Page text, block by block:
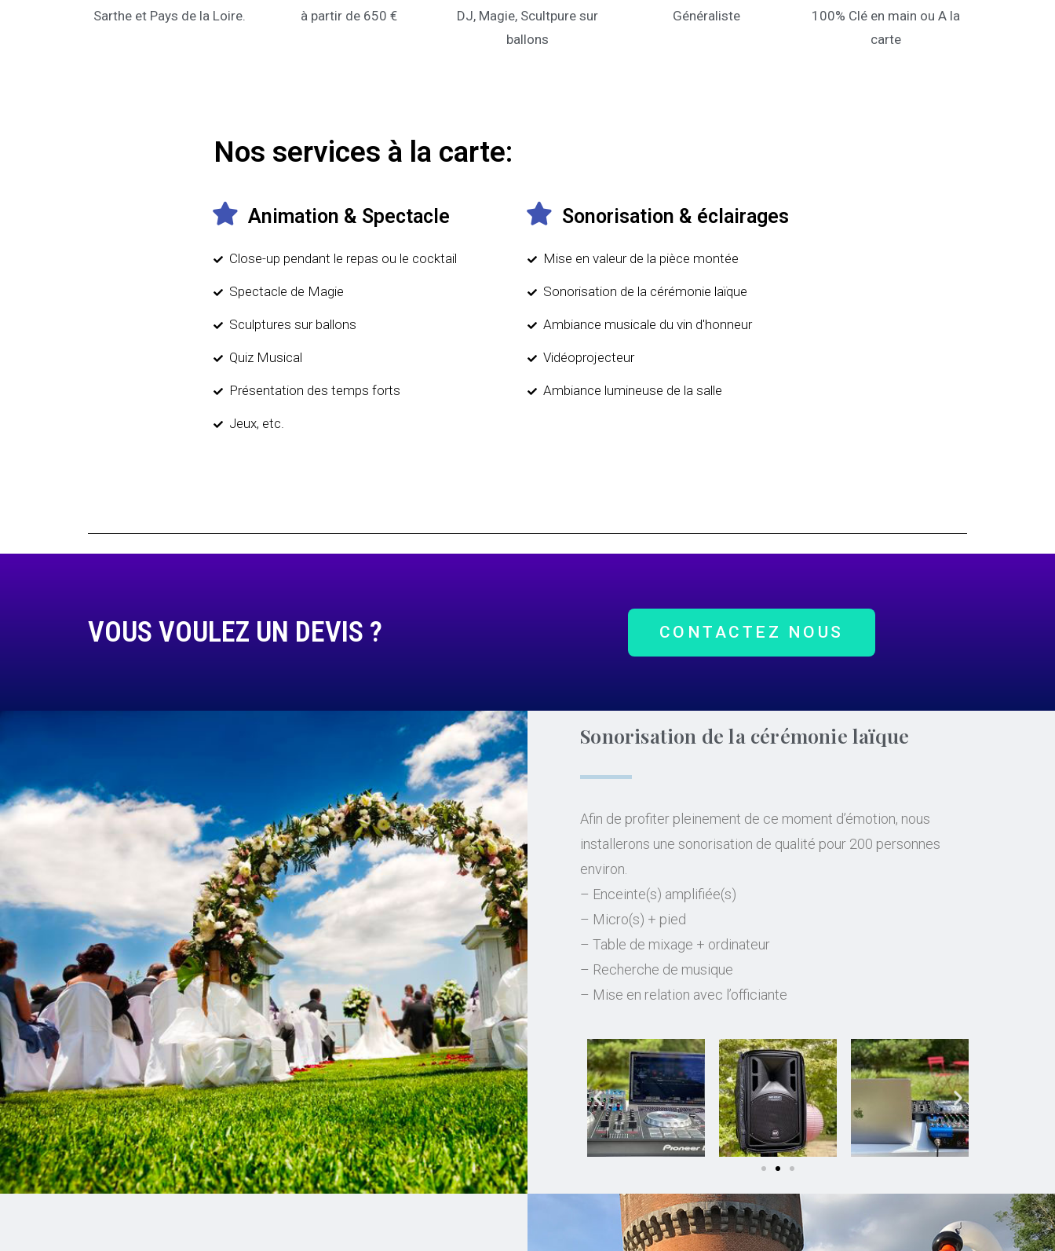
Sarthe et Pays de la Loire. à partir de 650 €
DJ, Magie, Scultpure sur
ballons
Généraliste
100% Clé en main ou A la
carte
Nos services à la carte:
Animation & Spectacle
Close-up pendant le repas ou le cocktail
Spectacle de Magie
Sculptures sur ballons
Quiz Musical
Présentation des temps forts
Jeux, etc.
Sonorisation & éclairages
Mise en valeur de la pièce montée
Sonorisation de la cérémonie laïque
Ambiance musicale du vin d'honneur
Vidéoprojecteur
Ambiance lumineuse de la salle
VOUS VOULEZ UN DEVIS ? CONTACTEZ NOUS
Sonorisation de la cérémonie laïque
Afin de profiter pleinement de ce moment d’émotion, nous
installerons une sonorisation de qualité pour 200 personnes
environ.
– Enceinte(s) amplifiée(s)
– Micro(s) + pied
– Table de mixage + ordinateur
– Recherche de musique
– Mise en relation avec l’officiante